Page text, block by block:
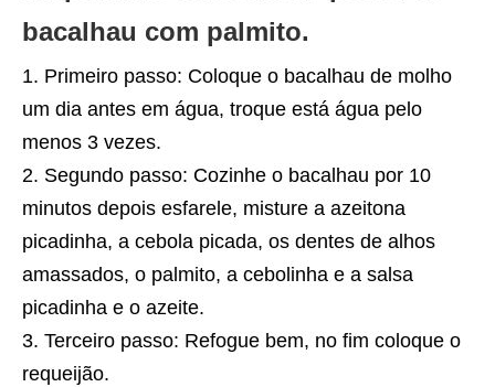
bacalhau com palmito.
Primeiro passo: Coloque o bacalhau de molho
um dia antes em água, troque está água pelo
menos 3 vezes.
Segundo passo: Cozinhe o bacalhau por 10
minutos depois esfarele, misture a azeitona
picadinha, a cebola picada, os dentes de alhos
amassados, o palmito, a cebolinha e a salsa
picadinha e o azeite.
Terceiro passo: Refogue bem, no fim coloque o
requeijão.